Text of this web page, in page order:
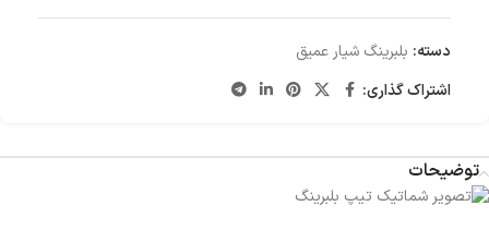
دسته: بلبرینگ شیار عمیق
اشتراک گذاری:
توضیحات